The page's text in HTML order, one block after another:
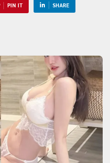
PIN IT SHARE